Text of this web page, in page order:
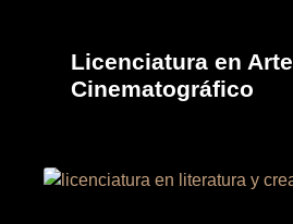
Licenciatura en Arte
Cinematográfico